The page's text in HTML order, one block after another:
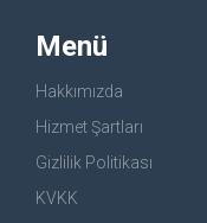
Menü
Hakkımızda
Hizmet Şartları
Gizlilik Politikası
KVKK